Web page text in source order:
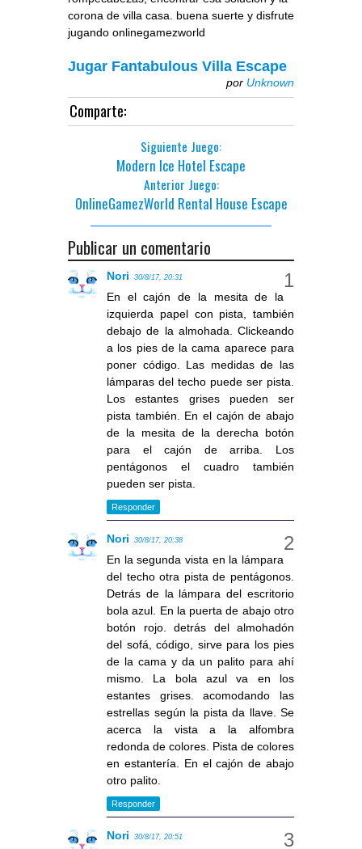
corona de villa casa. buena suerte y disfrute
jugando onlinegamezworld
Jugar Fantabulous Villa Escape
por Unknown
Comparte:
Siguiente Juego:
Modern Ice Hotel Escape
Anterior Juego:
OnlineGamezWorld Rental House Escape
Publicar un comentario
Nori 30/8/17, 20:31
En el cajón de la mesita de la
izquierda papel con pista, también
debajo de la almohada. Clickeando
a los pies de la cama aparece para
poner código. Las medidas de las
lámparas del techo puede ser pista.
Los estantes grises pueden ser
pista también. En el cajón de abajo
de la mesita de la derecha botón
para el cajón de arriba. Los
pentágonos el cuadro también
pueden ser pista.
Responder
Nori 30/8/17, 20:38
En la segunda vista en la lámpara
del techo otra pista de pentágonos.
Detrás de la lámpara del escritorio
bola azul. En la puerta de abajo otro
botón rojo. detrás del almohadón
del sofá, código, sirve para los pies
de la cama y da un palito para ahí
mismo. La bola azul va en los
estantes grises. acomodando las
estrellas según la pista da llave. Se
acerca la vista a la alfombra
redonda de colores. Pista de colores
en estantería. En el cajón de abajo
otro palito.
Responder
Nori 30/8/17, 20:51